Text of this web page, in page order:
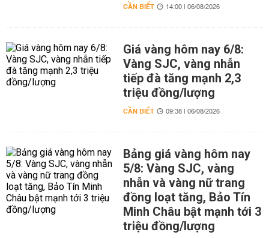
CẦN BIẾT 14:00 | 06/08/2026
Giá vàng hôm nay 6/8:
Vàng SJC, vàng nhẫn
tiếp đà tăng mạnh 2,3
triệu đồng/lượng
CẦN BIẾT 09:38 | 06/08/2026
Bảng giá vàng hôm nay
5/8: Vàng SJC, vàng
nhẫn và vàng nữ trang
đồng loạt tăng, Bảo Tín
Minh Châu bật mạnh tới 3
triệu đồng/lượng